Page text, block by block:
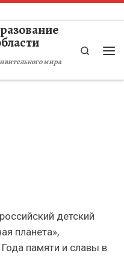
мира
Search
детский
планета»,
памяти и славы в